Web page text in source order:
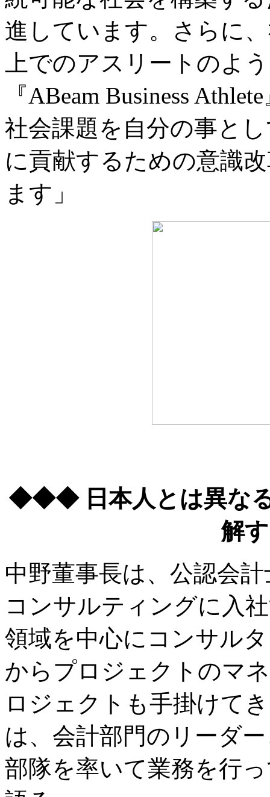
進しています。さらに
上でのアスリートのよ
『ABeam Business
社会課題を自分の事と
に貢献するための意識
ます」
◆◆◆ 日本人とは異なる
解
中野董事長は、公認会
コンサルティングに入
領域を中心にコンサル
からプロジェクトのマ
ロジェクトも手掛けて
は、会計部門のリーダ
部隊を率いて業務を行